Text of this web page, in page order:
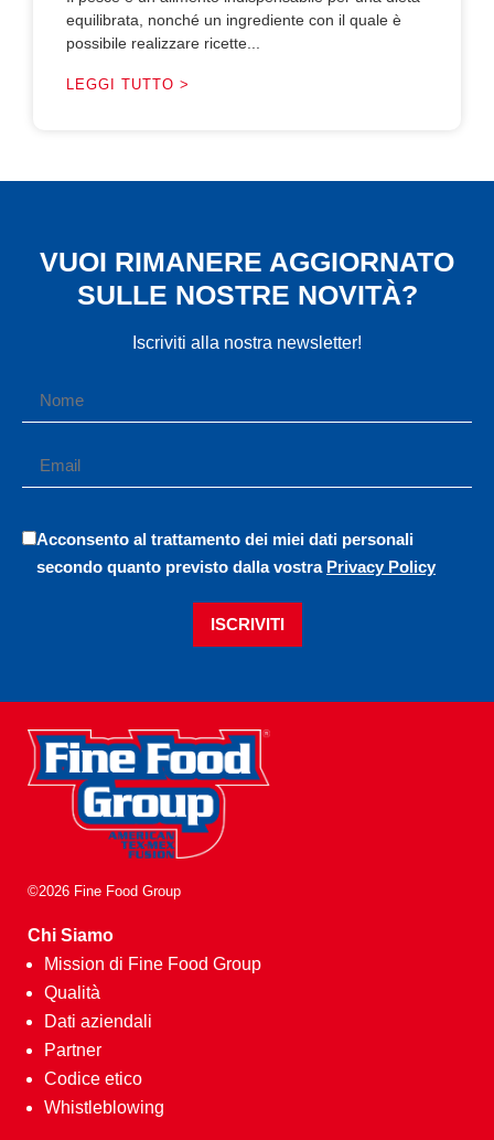
equilibrata, nonché un ingrediente con il quale è
possibile realizzare ricette...
LEGGI TUTTO >
VUOI RIMANERE AGGIORNATO
SULLE NOSTRE NOVITÀ?
Iscriviti alla nostra newsletter!
Acconsento al trattamento dei miei dati personali
secondo quanto previsto dalla vostra Privacy Policy
ISCRIVITI
©2026 Fine Food Group
Chi Siamo
Mission di Fine Food Group
Qualità
Dati aziendali
Partner
Codice etico
Whistleblowing